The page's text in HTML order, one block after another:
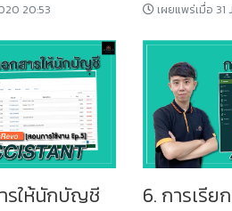
20:53 เผยแพร่เมื่อ 31
รให้นักบัญชี 6. การเรีย